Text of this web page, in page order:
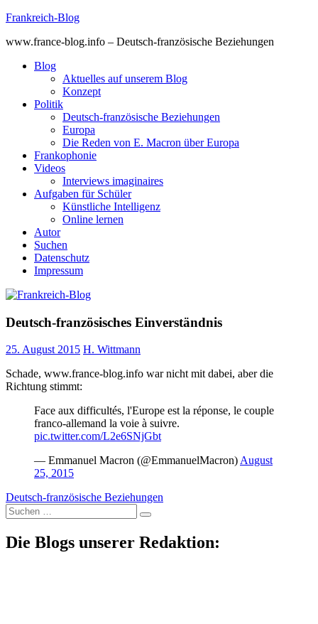
Skip
content
Frankreich-Blog
www.france-blog.info – Deutsch-französische Beziehungen
Blog
Aktuelles auf unserem Blog
Konzept
Politik
Deutsch-französische Beziehungen
Europa
Die Reden von E. Macron über Europa
Frankophonie
Videos
Interviews imaginaires
Aufgaben für Schüler
Künstliche Intelligenz
Online lernen
Autor
Suchen
Datenschutz
Impressum
Deutsch-französisches Einverständnis
25. August 2015 H. Wittmann
Schade, www.france-blog.info war nicht mit dabei, aber die
Richtung stimmt:
Face aux difficultés, l'Europe est la réponse, le couple
franco-allemand la voie à suivre.
pic.twitter.com/L2e6SNjGbt
— Emmanuel Macron (@EmmanuelMacron)August
25, 2015
Deutsch-französische Beziehungen
Suche
nach:
Die Blogs unserer Redaktion: